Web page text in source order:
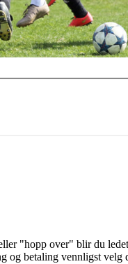
"hopp over" blir du
og betaling vennligst velg